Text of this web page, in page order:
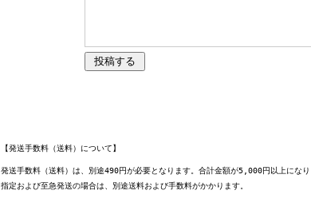
【発送手数料（送料）について】
発送手数料（送料）は、別途490円が必要となります。合計金額が5,000円以上にな
指定および至急発送の場合は、別途送料および手数料がかかります。